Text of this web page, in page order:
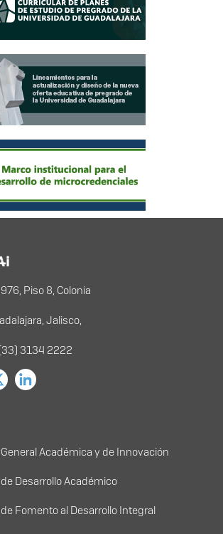
del
Piso 8, Colonia
Jalisco,
3134 2222
Académica y de Innovación
Desarrollo Académico
Fomento al Desarrollo Integral